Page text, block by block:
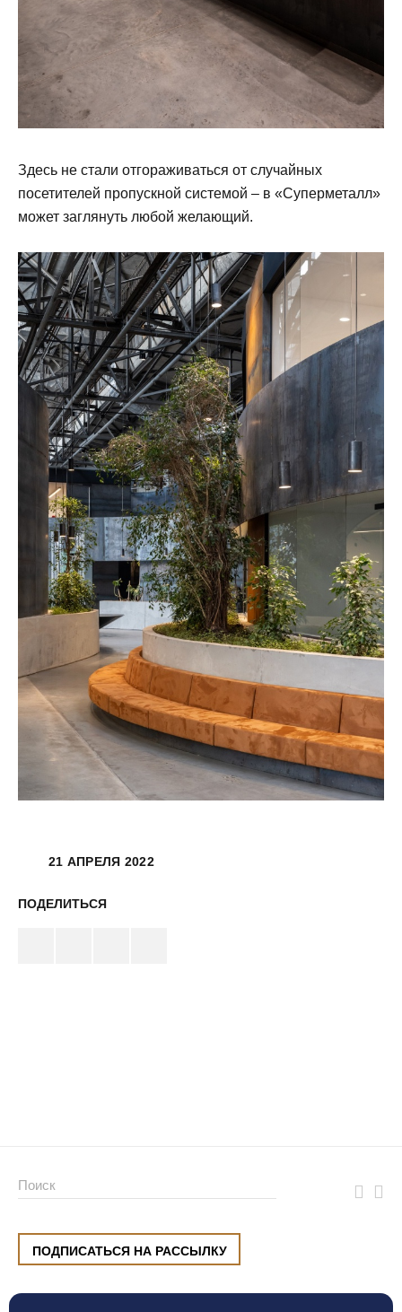
Здесь не стали отгораживаться от случайных
посетителей пропускной системой – в «Суперметалл»
может заглянуть любой желающий.
21 АПРЕЛЯ 2022
ПОДЕЛИТЬСЯ
ПОДПИСАТЬСЯ НА РАССЫЛКУ
ул. Малышева, 8, Екатеринбург